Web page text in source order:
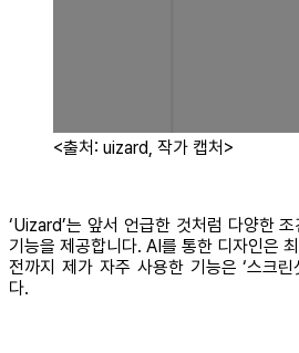
<출처: uizard, 작가 캡처>
‘Uizard’는 앞서 언급한 것처럼 다양한
기능을 제공합니다. AI를 통한 디자인은
전까지 제가 자주 사용한 기능은 ‘스크
다.